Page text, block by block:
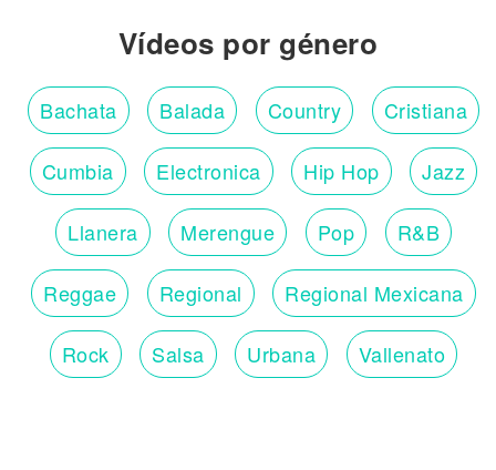
Vídeos por género
Bachata Balada Country Cristiana
Cumbia Electronica Hip Hop Jazz
Llanera Merengue Pop R&B
Reggae Regional Regional Mexicana
Rock Salsa Urbana Vallenato